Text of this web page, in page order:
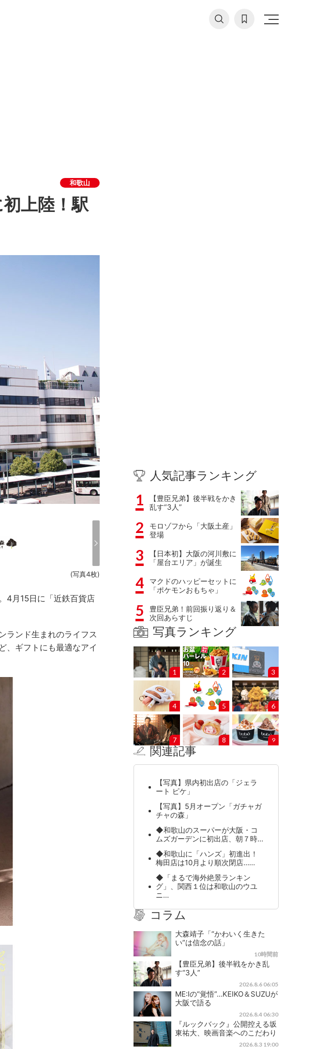
和歌山
上陸！駅
(写真4枚)
4月15日に「近鉄百貨店
ランド生まれのライフス
、ギフトにも最適なアイ
人気記事ランキング
1
【豊臣兄弟】後半戦をかき
乱す“3人”
2
モロゾフから「大阪土産」
登場
3
【日本初】大阪の河川敷に
「屋台エリア」が誕生
4
マクドのハッピーセットに
「ポケモンおもちゃ」
5
豊臣兄弟！前回振り返り＆
次回あらすじ
写真ランキング
1 2 3
4 5 6
7 8 9
関連記事
【写真】県内初出店の「ジェラ
ート ピケ」
【写真】5月オープン「ガチャガ
チャの森」
◆和歌山のスーパーが大阪・コ
ムズガーデンに初出店、朝７時…
◆和歌山に「ハンズ」初進出！
梅田店は10月より順次閉店……
◆「まるで海外絶景ランキン
グ」、関西１位は和歌山のウユ
ニ…
コラム
大森靖子「“かわいく生きた
い”は信念の話」
10時間前
【豊臣兄弟】後半戦をかき乱
す“3人”
2026.8.6 06:05
ME:Iの“覚悟”…KEIKO＆SUZUが
大阪で語る
2026.8.4 06:30
『ルックバック』公開控える坂
東祐大、映画音楽へのこだわり
2026.8.3 19:00